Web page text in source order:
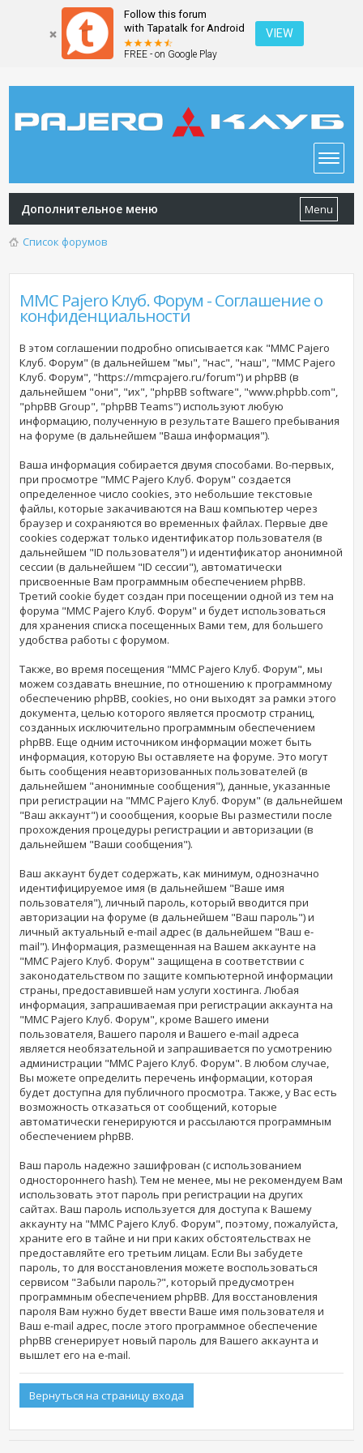
Follow this forum
with Tapatalk for Android
FREE - on Google Play
VIEW
Дополнительное меню Menu
Список форумов
MMC Pajero Клуб. Форум - Соглашение о
конфиденциальности
В этом соглашении подробно описывается как "MMC Pajero
Клуб. Форум" (в дальнейшем "мы", "нас", "наш", "MMC Pajero
Клуб. Форум", "https://mmcpajero.ru/forum") и phpBB (в
дальнейшем "они", "их", "phpBB software", "www.phpbb.com",
"phpBB Group", "phpBB Teams") используют любую
информацию, полученную в результате Вашего пребывания
на форуме (в дальнейшем "Ваша информация").
Ваша информация собирается двумя способами. Во-первых,
при просмотре "MMC Pajero Клуб. Форум" создается
определенное число cookies, это небольшие текстовые
файлы, которые закачиваются на Ваш компьютер через
браузер и сохраняются во временных файлах. Первые две
cookies содержат только идентификатор пользователя (в
дальнейшем "ID пользователя") и идентификатор анонимной
сессии (в дальнейшем "ID сессии"), автоматически
присвоенные Вам программным обеспечением phpBB.
Третий cookie будет создан при посещении одной из тем на
форума "MMC Pajero Клуб. Форум" и будет использоваться
для хранения списка посещенных Вами тем, для большего
удобства работы с форумом.
Также, во время посещения "MMC Pajero Клуб. Форум", мы
можем создавать внешние, по отношению к программному
обеспечению phpBB, cookies, но они выходят за рамки этого
документа, целью которого является просмотр страниц,
созданных исключительно программным обеспечением
phpBB. Еще одним источником информации может быть
информация, которую Вы оставляете на форуме. Это могут
быть сообщения неавторизованных пользователей (в
дальнейшем "анонимные сообщения"), данные, указанные
при регистрации на "MMC Pajero Клуб. Форум" (в дальнейшем
"Ваш аккаунт") и соообщения, коорые Вы разместили после
прохождения процедуры регистрации и авторизации (в
дальнейшем "Ваши сообщения").
Ваш аккаунт будет содержать, как минимум, однозначно
идентифицируемое имя (в дальнейшем "Ваше имя
пользователя"), личный пароль, который вводится при
авторизации на форуме (в дальнейшем "Ваш пароль") и
личный актуальный e-mail адрес (в дальнейшем "Ваш e-
mail"). Информация, размещенная на Вашем аккаунте на
"MMC Pajero Клуб. Форум" защищена в соответствии с
законодательством по защите компьютерной информации
страны, предоставившей нам услуги хостинга. Любая
информация, запрашиваемая при регистрации аккаунта на
"MMC Pajero Клуб. Форум", кроме Вашего имени
пользователя, Вашего пароля и Вашего e-mail адреса
является необязательной и запрашивается по усмотрению
администрации "MMC Pajero Клуб. Форум". В любом случае,
Вы можете определить перечень информации, которая
будет доступна для публичного просмотра. Также, у Вас есть
возможность отказаться от сообщений, которые
автоматически генерируются и рассылаются программным
обеспечением phpBB.
Ваш пароль надежно зашифрован (с использованием
одностороннего hash). Тем не менее, мы не рекомендуем Вам
использовать этот пароль при регистрации на других
сайтах. Ваш пароль используется для доступа к Вашему
аккаунту на "MMC Pajero Клуб. Форум", поэтому, пожалуйста,
храните его в тайне и ни при каких обстоятельствах не
предоставляйте его третьим лицам. Если Вы забудете
пароль, то для восстановления можете воспользоваться
сервисом "Забыли пароль?", который предусмотрен
программным обеспечением phpBB. Для восстановления
пароля Вам нужно будет ввести Ваше имя пользователя и
Ваш e-mail адрес, после этого программное обеспечение
phpBB сгенерирует новый пароль для Вашего аккаунта и
вышлет его на e-mail.
Вернуться на страницу входа